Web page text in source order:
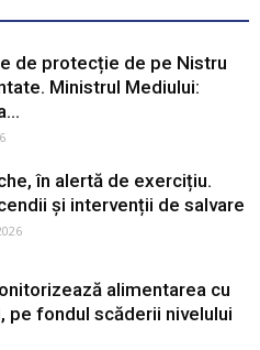
de protecție de pe Nistru
Ministrul Mediului:
în alertă de exercițiu.
și intervenții de salvare
alimentarea cu
pe fondul scăderii nivelului